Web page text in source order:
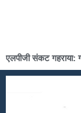
एलपीजी संकट गहराया: